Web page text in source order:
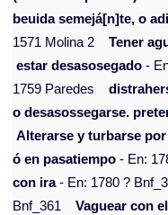
beuida semejá[n]te, o
1571 Molina 2
Tener
estar desasosegado -
1759 Paredes
o desasossegarse.
Alterarse y turbarse
ó en pasatiempo - En:
con ira- En: 1780 ?
Bnf_361
Vaguear con